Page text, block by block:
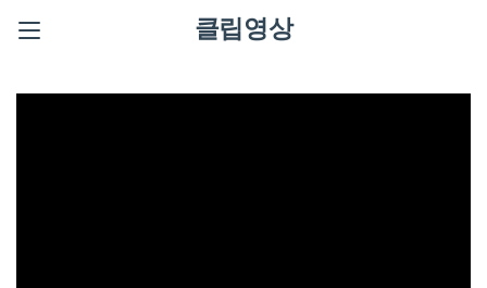
클립영상